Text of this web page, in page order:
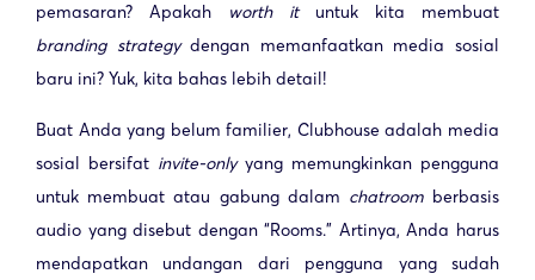
pemasaran? Apakah
worth ituntuk kita membuat
branding strategydengan memanfaatkan media sosial
baru ini? Yuk, kita bahas lebih detail!
Buat Anda yang belum familier, Clubhouse adalah media
sosial bersifat invite-onlyyang memungkinkan pengguna
untuk membuat atau gabung dalam chatroomberbasis
audio yang disebut dengan “Rooms.” Artinya, Anda harus
mendapatkan undangan dari pengguna yang sudah